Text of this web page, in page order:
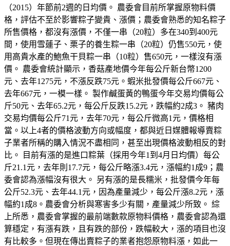
（2015）年節前2週的日均價。 農委會目前所掌握原物料價
格，評估不至於影響粽子變貴、漲價；農委會熟悉的知名粽子
所售價格，都沒有漲價，不僅一串（20粒）多在340到400元
間，使用雪蓮子、栗子的養生粽一串（20粒）仍售550元，使
用高貴水產的鮑魚干貝粽一串（10粒）售650元，一樣沒有漲
價。 農委會統計顯示，香菇產地價今年每公斤新台幣1200
元、去年1275元，不漲反跌75元。蝦米批發價每公斤667元、
去年667元，一模一樣。 製作鹹蛋黃的鴨蛋今年交易均價每公
斤50元、去年65.2元，每公斤反跌15.2元，跌幅約2成3。 豬肉
交易均價每公斤71元，去年70元，每公斤微高1元，價格相
當。以上4者的價格波動方向或幅度，都與近日媒體報導賣粽
子業者所稱的購入情況不盡相同，甚至出現價格波動相反的對
比。 目前有漲的是進口粽葉（採用今年1到4月日均價）每公
斤21.1元，去年則17.7元，每公斤略漲3.4元，漲幅約1成9；農
委會認為漲幅沒有很大。 另有漲的是長糯米，批發價今年每
公斤52.3元、去年44.1元，因為產量減少，每公斤漲8.2元，漲
幅約1成8。農委會分析與寒害多少有關，產量減少所致。 綜
上所悉，農委會掌握的最前端數款原物料價格，農委會認為還
算穩定，有漲有跌，且有跌的部份，跌幅較大，漲的項目也沒
有比較多。但現在傳出賣粽子的業者抱怨原物料漲，如此一